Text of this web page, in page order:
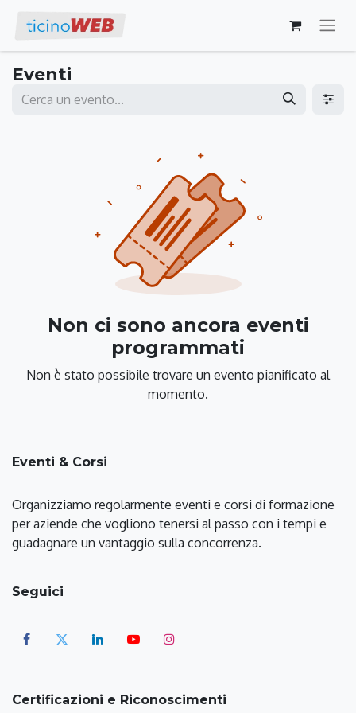
Eventi
Non ci sono ancora eventi
programmati
Non è stato possibile trovare un evento pianificato al
momento.
Eventi & Corsi
Organizziamo regolarmente eventi e corsi di formazione
per aziende che vogliono tenersi al passo con i tempi e
guadagnare un vantaggio sulla concorrenza.
Seguici
Certificazioni e Riconoscimenti